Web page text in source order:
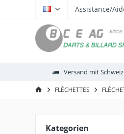
Assistance/
Versand mit
FLÉCHETTES
Kategorien